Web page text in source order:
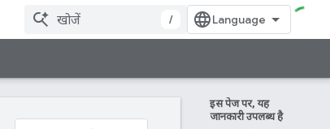
/
इस पेज पर, यह
जानकारी उपलब्ध है